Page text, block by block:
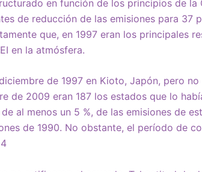
en función de los principios de la
de reducción de las emisiones para 37
que, en 1997 eran los principales
en la atmósfera.
de 1997 en Kioto, Japón, pero
de 2009 eran 187 los estados que lo
al menos un 5 %, de las emisiones de
de 1990. No obstante, el período de